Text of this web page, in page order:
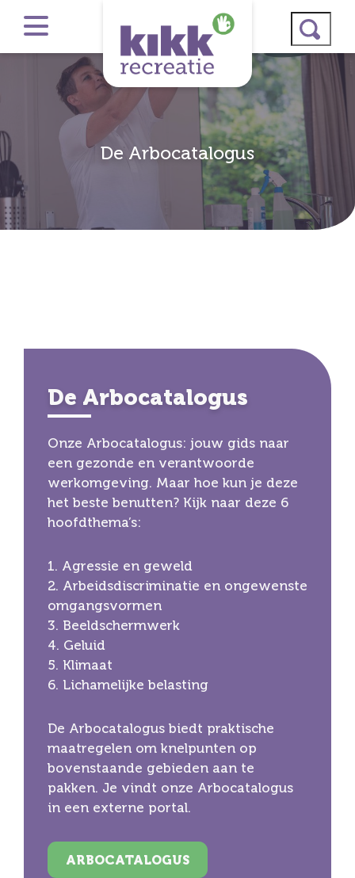
De Arbocatalogus
De Arbocatalogus
Onze Arbocatalogus: jouw gids naar
een gezonde en verantwoorde
werkomgeving. Maar hoe kun je deze
het beste benutten? Kijk naar deze 6
hoofdthema’s:
1. Agressie en geweld
2. Arbeidsdiscriminatie en ongewenste
omgangsvormen
3. Beeldschermwerk
4. Geluid
5. Klimaat
6. Lichamelijke belasting
De Arbocatalogus biedt praktische
maatregelen om knelpunten op
bovenstaande gebieden aan te
pakken. Je vindt onze Arbocatalogus
in een externe portal.
ARBOCATALOGUS